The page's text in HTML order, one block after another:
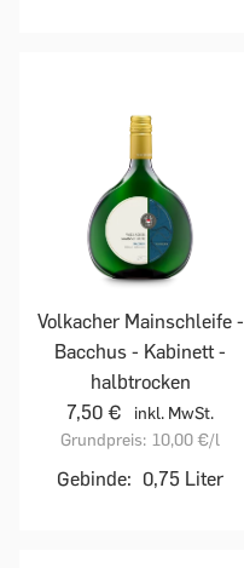
Volkacher Mainschleife -
Bacchus - Kabinett -
halbtrocken
7,50 €
inkl. MwSt.
Grundpreis: 10,00 €/l
Gebinde: 0,75 Liter